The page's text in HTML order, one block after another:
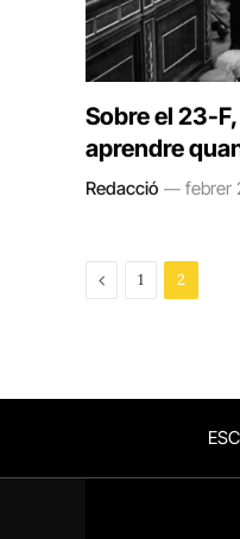
Sobre el 23-
aprendre
Redacció febrer
Previous
1 2